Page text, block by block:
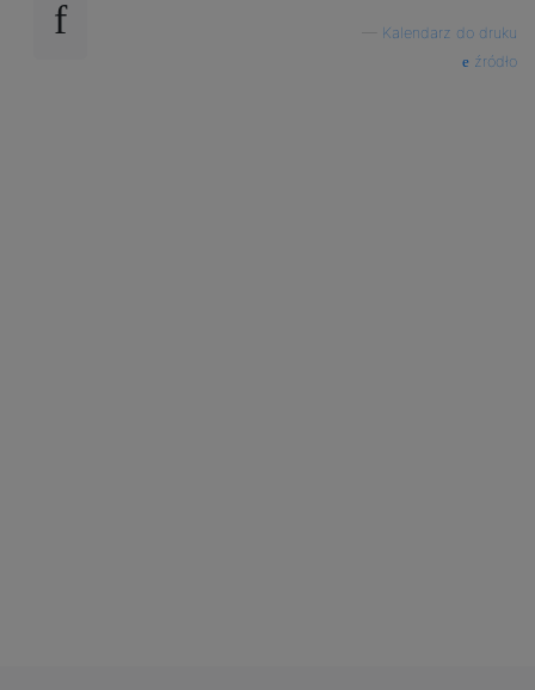
Kalendarz do druku
źródło